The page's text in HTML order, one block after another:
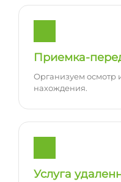
Приемка-
Организуем осмотр
нахождения.
Услуга